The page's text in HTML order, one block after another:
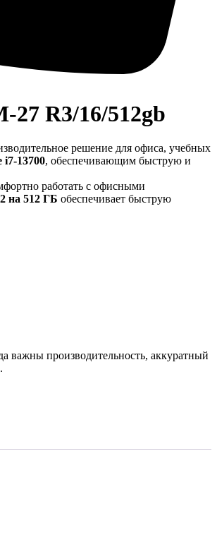
R3/16/512gb
решение для офиса, учебных
i7-13700, обеспечивающим быструю и
работать с офисными
на 512 ГБ обеспечивает быструю
важны производительность, аккуратный